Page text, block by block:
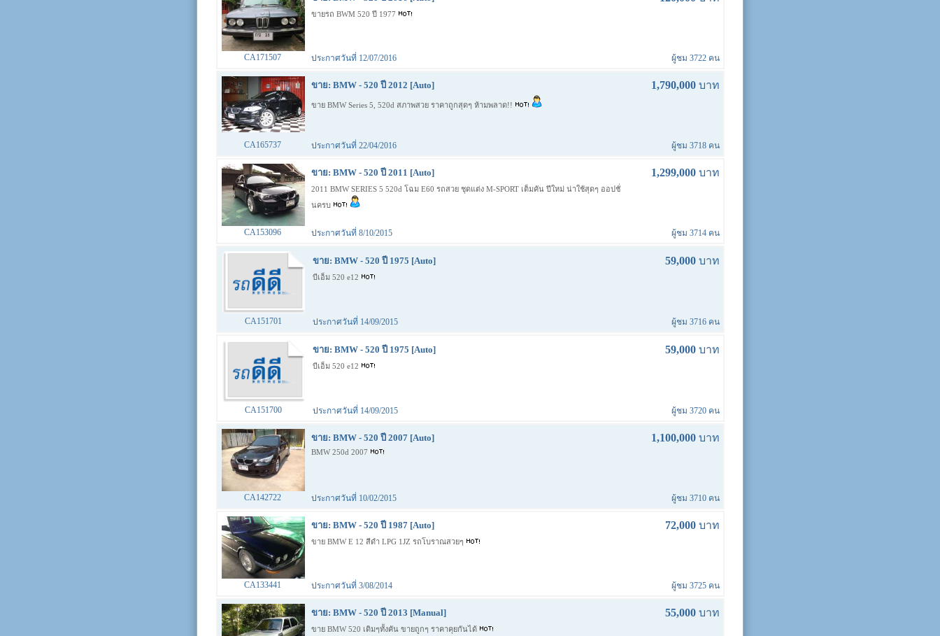
ขายรถ BWM 520 ปี 1977
CA171507 ประกาศวันที่ 12/07/2016 ผู้ชม 3722 คน
ขาย: BMW - 520 ปี 2012 [Auto] 1,790,000บาท
ขาย BMW Series 5, 520d สภาพสวย ราคาถูกสุดๆ ห้ามพลาด!!
CA165737 ประกาศวันที่ 22/04/2016 ผู้ชม 3718 คน
ขาย: BMW - 520 ปี 2011 [Auto] 1,299,000บาท
2011 BMW SERIES 5 520d โฉม E60 รถสวย ชุดแต่ง M-SPORT เต็มคัน ปีใหม่ น่าใช้สุดๆ ออปชั่
นครบ
CA153096 ประกาศวันที่ 8/10/2015 ผู้ชม 3714 คน
ขาย: BMW - 520 ปี 1975 [Auto] 59,000บาท
บีเอ็ม 520 e12
CA151701 ประกาศวันที่ 14/09/2015 ผู้ชม 3716 คน
ขาย: BMW - 520 ปี 1975 [Auto] 59,000บาท
บีเอ็ม 520 e12
CA151700 ประกาศวันที่ 14/09/2015 ผู้ชม 3720 คน
ขาย: BMW - 520 ปี 2007 [Auto] 1,100,000บาท
BMW 250d 2007
CA142722 ประกาศวันที่ 10/02/2015 ผู้ชม 3710 คน
ขาย: BMW - 520 ปี 1987 [Auto] 72,000บาท
ขาย BMW E 12 สีดำ LPG 1JZ รถโบราณสวยๆ
CA133441 ประกาศวันที่ 3/08/2014 ผู้ชม 3725 คน
ขาย: BMW - 520 ปี 2013 [Manual] 55,000บาท
ขาย BMW 520 เดิมๆทั้งคัน ขายถูกๆ ราคาคุยกันได้